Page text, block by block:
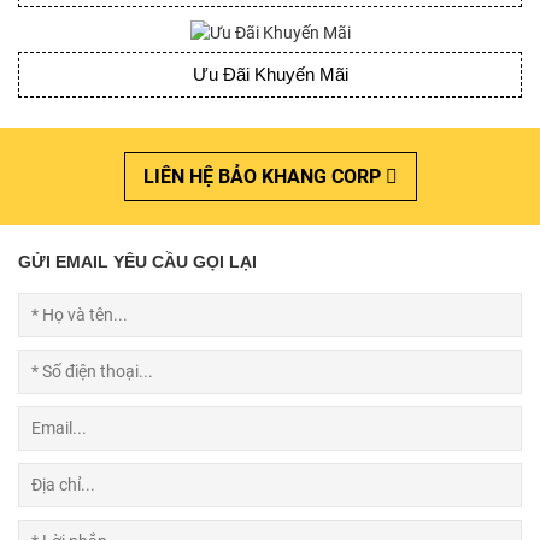
Ưu Đãi Khuyến Mãi
LIÊN HỆ BẢO KHANG CORP
GỬI EMAIL YÊU CẦU GỌI LẠI